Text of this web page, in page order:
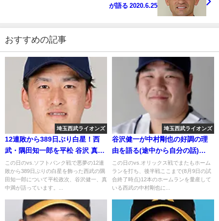
が語る 2020.6.25
おすすめの記事
埼玉西武ライオンズ
12連敗から389日ぶり白星！西
武・隅田知一郎を平松 谷沢 真中
が語る
この日のvs.ソフトバンク戦で悪夢の12連
敗から389日ぶりの白星を飾った西武の隅
田知一郎について平松政次、谷沢健一、真
中満が語っています。...
埼玉西武ライオンズ
谷沢健一が中村剛也の好調の理
由を語る(途中から自分の話)
2018年8月9日
この日のvs.オリックス戦でまたもホーム
ランを打ち、後半戦ここまで(8月9日の試
合終了時点)12本のホームランを量産して
いる西武の中村剛也に...